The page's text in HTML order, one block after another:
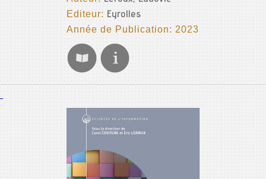
Editeur: Eyrolles
Année de Publication: 2023